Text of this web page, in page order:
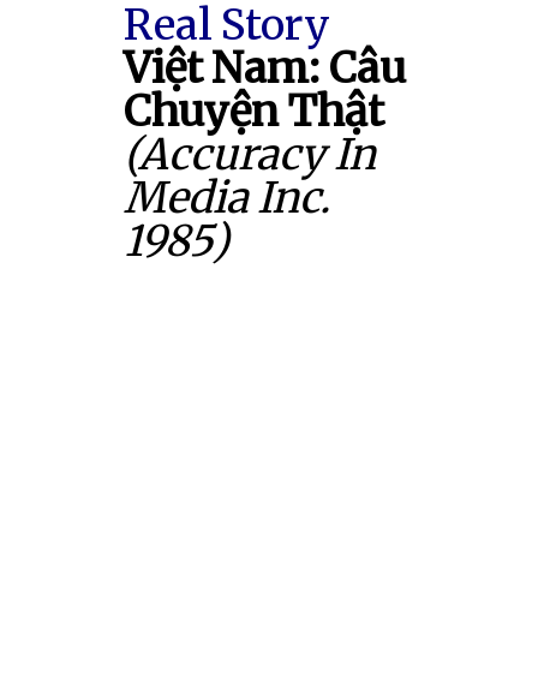
Real Story
Việt Nam: Câu
Chuyện Thật
(Accuracy In
Media Inc.
1985)